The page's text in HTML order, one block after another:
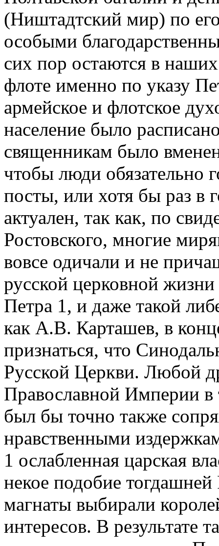
(Ништадтский мир) по
особыми
сих пор остаются в
флоте именно по указу
армейское и флотское
население было
священникам было
чтобы люди обязательно
посты, или хотя бы раз в
актуален, так как, по
Ростовского, многие
вовсе одичали и не
русской церковной жизни
Петра 1, и даже такой
как А.В. Карташев, в
признаться, что
Русской Церкви. Любой
Православной Империи в
был бы точно также
нравственными
1 ослабленная царская
некое подобие
магнаты выбирали
интересов. В результате